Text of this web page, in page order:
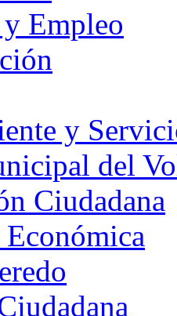
Empleo
y
del
Ciudadana